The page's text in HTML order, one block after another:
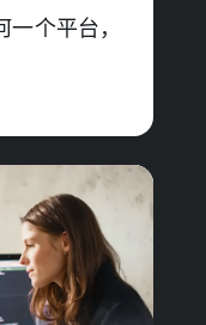
个平台，